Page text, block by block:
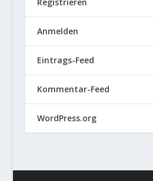
Anmelden
Eintrags-Feed
Kommentar-Feed
WordPress.org